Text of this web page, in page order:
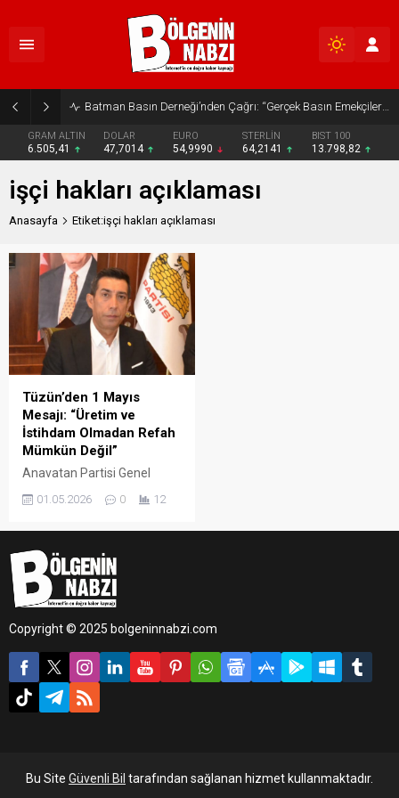
Batman Basın Derneği’nden Çağrı: “Gerçek Basın Emekçileri Desteklenmeli”
GRAM ALTIN
6.505,41
DOLAR
47,7014
EURO
54,9990
STERLİN
64,2141
BIST 100
13.798,82
işçi hakları açıklaması
Anasayfa Etiket:işçi hakları açıklaması
Tüzün’den 1 Mayıs
Mesajı: “Üretim ve
İstihdam Olmadan Refah
Mümkün Değil”
Anavatan Partisi Genel
Tüzün, 1 Mayıs Emek ve
mesajda; ekonomik
kalkınmanın anahtarının işçi
hakları, üretim ve güçlü
geçtiğini vurguladı.
01.05.2026 0 12
Copyright © 2025 bolgeninnabzi.com
Bu Site Güvenli Bil tarafından sağlanan hizmet kullanmaktadır.